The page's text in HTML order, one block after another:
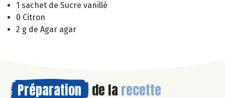
1 sachet de Sucre vanillé
0 Citron
2 g de Agar agar
Préparation de la recette